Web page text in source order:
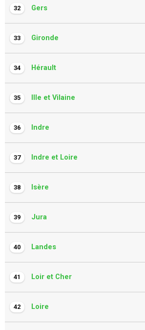
32 Gers
33 Gironde
34 Hérault
35 Ille et Vilaine
36 Indre
37 Indre et Loire
38 Isère
39 Jura
40 Landes
41 Loir et Cher
42 Loire